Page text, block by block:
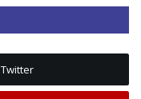
Twitter